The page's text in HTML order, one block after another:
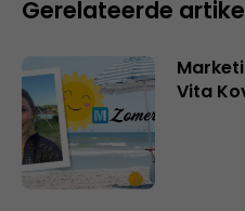
Gerelateerde
Vita